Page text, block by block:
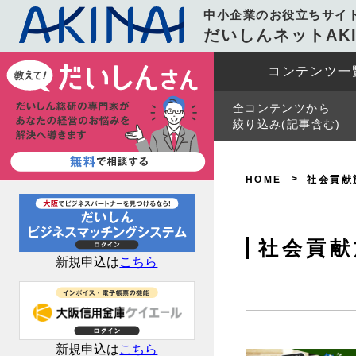
中小企業のお役立ちサイ
だいしんネット
新規申込はこちら
新規申込はこちら
コンテンツ一
全コンテンツから
絞り込み(記事含む)
HOME 社会貢献
社会貢